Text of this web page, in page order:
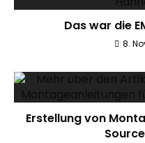
Das war die
8.
Erstellung von